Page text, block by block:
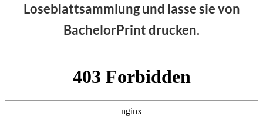
Loseblattsammlung und lasse sie von
BachelorPrint drucken.